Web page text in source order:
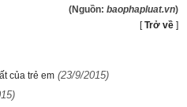
(Nguồn: baophapluat.vn)
[Trở về ]
của trẻ em (23/9/2015)